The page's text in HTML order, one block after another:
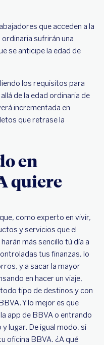
que acceden a la
sufrirán una
se anticipe la edad de
los requisitos para
de la edad ordinaria de
incrementada en
que retrase la
en
quiere
como experto en vivir,
y servicios que el
más sencillo tú día a
tus finanzas, lo
y a sacar la mayor
en hacer un viaje,
tipo de destinos y con
Y lo mejor es que
app de BBVA o entrando
lugar. De igual modo, si
oficina BBVA. ¿A qué